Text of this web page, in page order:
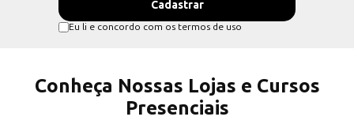
Eu li e concordo com os termos de uso
Conheça Nossas Lojas e Cursos
Presenciais